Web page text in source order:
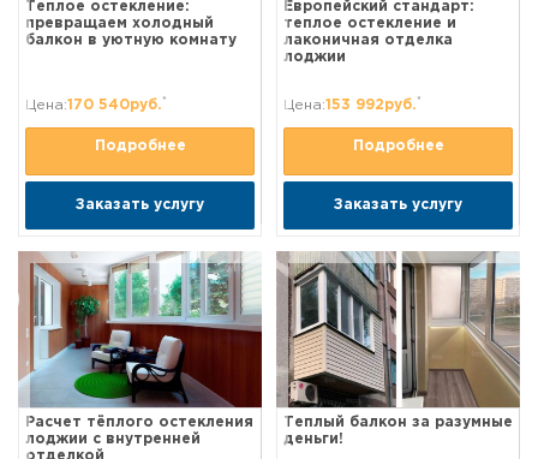
Теплое остекление:
превращаем холодный
балкон в уютную комнату
Цена:170 540руб. *
Подробнее
Заказать услугу
Европейский стандарт:
теплое остекление и
лаконичная отделка
лоджии
Цена:153 992руб. *
Подробнее
Заказать услугу
Расчет тёплого остекления
лоджии с внутренней
отделкой
Теплый балкон за разумные
деньги!